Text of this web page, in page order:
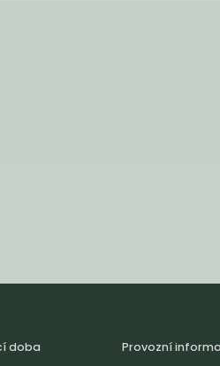
doba Provozní